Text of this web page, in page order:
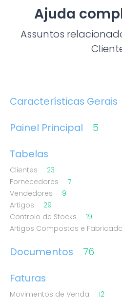
Ajuda
Assuntos
Características Gerais
Painel Principal
5
Tabelas
Clientes
23
Fornecedores
7
Vendedores
9
Artigos
29
Controlo de Stocks
19
Artigos Compostos e
Documentos
76
Faturas
Movimentos de Venda 12